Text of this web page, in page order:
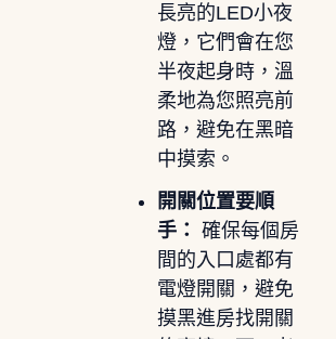
長亮的LED小夜
燈，它們會在您
半夜起身時，溫
柔地為您照亮前
路，避免在黑暗
中摸索。
開關位置要順
手： 確保每個房
間的入口處都有
電燈開關，避免
摸黑進房找開關